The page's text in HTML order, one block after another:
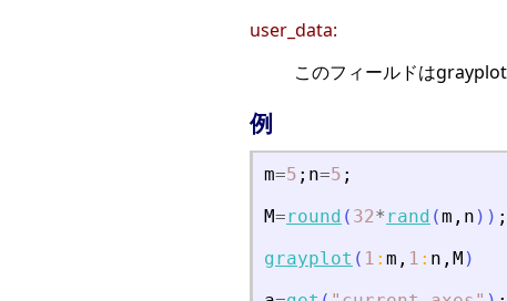
user_data:
このフィールドは
例
m=5 ; n=5 ;
M=round ( 32* rand (m , n ) ) ;
grayplot ( 1 : m , 1 : n , M )